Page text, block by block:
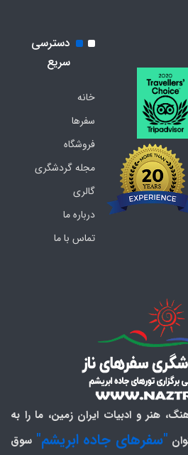
دسترسی
سریع
خانه
سفرها
فروشگاه
مجله گردشگری
گالری
درباره ما
تماس با ما
هنر و ادبیات ایران زمین، ما را به
"سفرهای جاده ابریشم" سوق